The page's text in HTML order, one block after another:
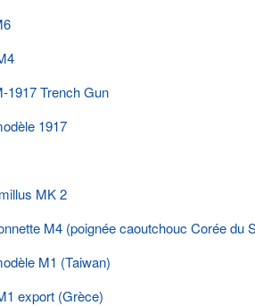
1917 Trench Gun
1917
MK 2
M4 (poignée caoutchouc Corée du
M1 (Taiwan)
export (Grèce)